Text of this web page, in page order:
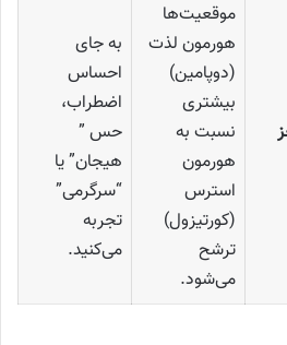
موقعیت‌ها
هورمون لذت
(دوپامین)
بیشتری
نسبت به
هورمون
استرس
(کورتیزول)
ترشح
می‌شود.
به جای
احساس
اضطراب،
حس ”
هیجان” یا
“سرگرمی”
تجربه
می‌کنید.